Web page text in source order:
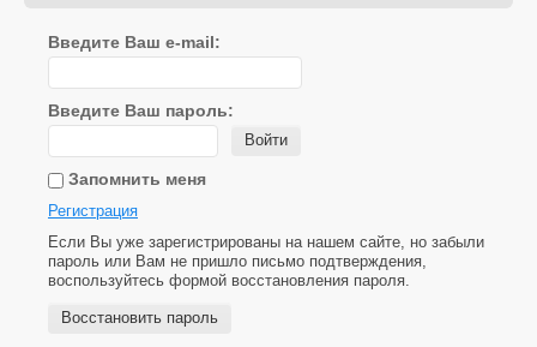
Введите Ваш e-mail:
Введите Ваш пароль:
Войти
Запомнить меня
Регистрация
Если Вы уже зарегистрированы на нашем сайте, но забыли
пароль или Вам не пришло письмо подтверждения,
воспользуйтесь формой восстановления пароля.
Восстановить пароль